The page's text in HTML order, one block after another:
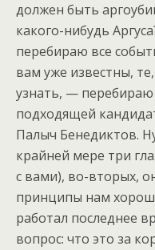
должен быть
какого-нибудь
перебираю все
вам уже известны,
узнать, — перебираю
подходящей
Палыч Бенедиктов.
крайней мере три
с вами), во-вторых,
принципы нам
работал последнее
вопрос: что это за